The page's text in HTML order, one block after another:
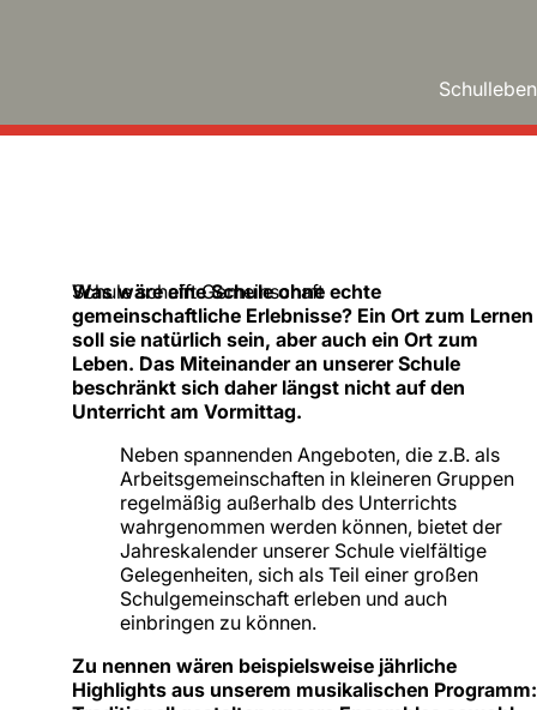
Schulleben
Schule schafft Gemeinschaft
Was wäre eine Schule ohne echte
gemeinschaftliche Erlebnisse? Ein Ort zum Lernen
soll sie natürlich sein, aber auch ein Ort zum
Leben. Das Miteinander an unserer Schule
beschränkt sich daher längst nicht auf den
Unterricht am Vormittag.
Neben spannenden Angeboten, die z.B. als
Arbeitsgemeinschaften in kleineren Gruppen
regelmäßig außerhalb des Unterrichts
wahrgenommen werden können, bietet der
Jahreskalender unserer Schule vielfältige
Gelegenheiten, sich als Teil einer großen
Schulgemeinschaft erleben und auch
einbringen zu können.
Zu nennen wären beispielsweise jährliche
Highlights aus unserem musikalischen Programm: